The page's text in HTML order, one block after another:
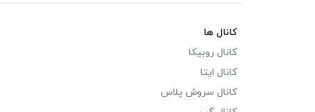
کانال ها
کانال روبیکا
کانال ایتا
کانال سروش پلاس